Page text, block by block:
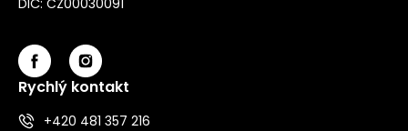
Rychlý kontakt
+420 481 357 216